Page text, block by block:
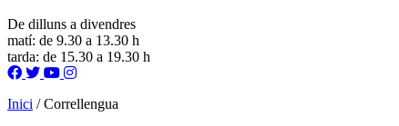
De dilluns a divendres
matí: de 9.30 a 13.30 h
tarda: de 15.30 a 19.30 h
Inici /Correllengua